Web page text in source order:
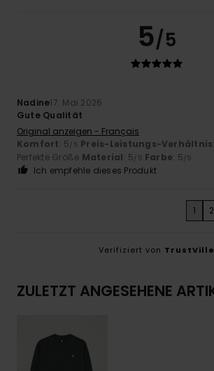
5/5
Nadine17. Mai 2026
Gute Qualität
Original anzeigen - Français
Komfort: 5 /5 Preis-Leistungs-Verhältnis
Perfekte Größe Material: 5 /5 Farbe: 5 /5
Ich empfehle dieses Produkt
1 2
Verifiziert von TrustVille
ZULETZT ANGESEHENE